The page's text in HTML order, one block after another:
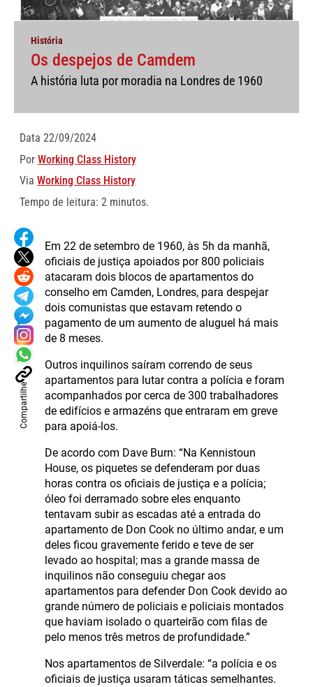
História
Os despejos de Camdem
A história luta por moradia na Londres de 1960
Data 22/09/2024
Por Working Class History
Via Working Class History
Tempo de leitura: 2 minutos.
Compartilhe
Em 22 de setembro de 1960, às 5h da manhã,
oficiais de justiça apoiados por 800 policiais
atacaram dois blocos de apartamentos do
conselho em Camden, Londres, para despejar
dois comunistas que estavam retendo o
pagamento de um aumento de aluguel há mais
de 8 meses.
Outros inquilinos saíram correndo de seus
apartamentos para lutar contra a polícia e foram
acompanhados por cerca de 300 trabalhadores
de edifícios e armazéns que entraram em greve
para apoiá-los.
De acordo com Dave Burn: “Na Kennistoun
House, os piquetes se defenderam por duas
horas contra os oficiais de justiça e a polícia;
óleo foi derramado sobre eles enquanto
tentavam subir as escadas até a entrada do
apartamento de Don Cook no último andar, e um
deles ficou gravemente ferido e teve de ser
levado ao hospital; mas a grande massa de
inquilinos não conseguiu chegar aos
apartamentos para defender Don Cook devido ao
grande número de policiais e policiais montados
que haviam isolado o quarteirão com filas de
pelo menos três metros de profundidade.”
Nos apartamentos de Silverdale: “a polícia e os
oficiais de justiça usaram táticas semelhantes.